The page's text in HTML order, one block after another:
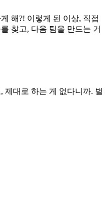
해?! 이렇게 된 이상, 직접
찾고, 다음 팀을 만드는 거
제대로 하는 게 없다니까. 벌